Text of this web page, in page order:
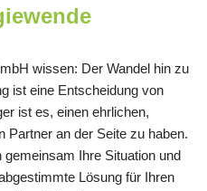
wissen: Der Wandel hin zu
ist eine Entscheidung von
ist es, einen ehrlichen,
Partner an der Seite zu haben.
Ihre Situation und
Lösung für Ihren